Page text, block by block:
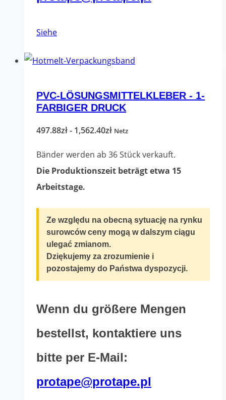
SieheDieses
hat
Varianten.
Die
Optionen
auf
der
Produktseite
ausgewählt
werden
PVC-LÖSUNGSMITTELKLEBER - 1-
FARBIGER DRUCK
497.88zł- 1,562.40złPreisspanne:
1,562.40zł
Netz
Bänder werden ab 36 Stück verkauft.
Die Produktionszeit beträgt etwa 15
Arbeitstage.
Ze względu na obecną sytuację na rynku
surowców ceny mogą w dalszym ciągu
ulegać zmianom.
Dziękujemy za zrozumienie i
pozostajemy do Państwa dyspozycji.
Wenn du größere Mengen
bestellst, kontaktiere uns
bitte per E-Mail:
protape@protape.pl